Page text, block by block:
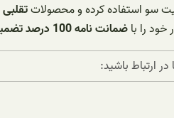
سو استفاده کرده و محصولاتتقلبی
خود را باضمانت نامه 100 درصد تضمینی
ارتباط باشید: